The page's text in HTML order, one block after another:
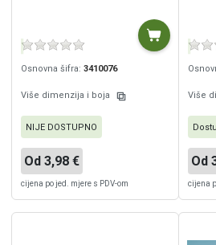
Osnovna šifra: 3410076
Više dimenzija i boja
NIJE DOSTUPNO
Od 3,98 €
cijena po jed. mjere s PDV-om
Više
Od
cijena